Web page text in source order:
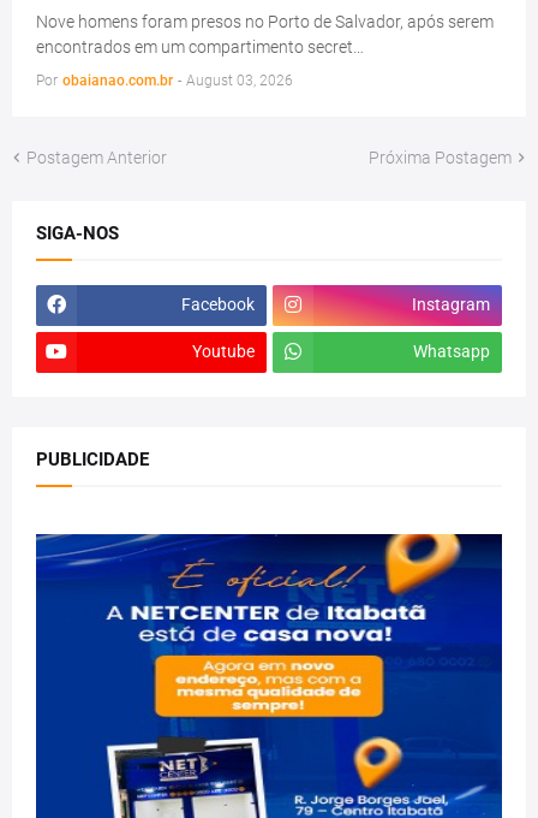
Nove homens foram presos no Porto de Salvador, após serem
encontrados em um compartimento secret…
Por obaianao.com.br - August 03, 2026
Postagem Anterior Próxima Postagem
SIGA-NOS
Facebook Instagram
Youtube Whatsapp
PUBLICIDADE